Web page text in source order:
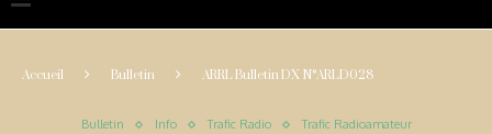
Accueil Bulletin ARRL Bulletin DX N°ARLD028
Bulletin Info Trafic Radio Trafic Radioamateur